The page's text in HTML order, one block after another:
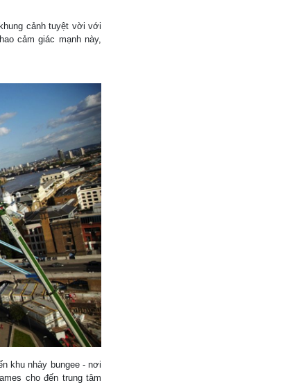
cảnh tuyệt vời với
cảm giác mạnh này,
khu nhảy bungee - nơi
cho đến trung tâm